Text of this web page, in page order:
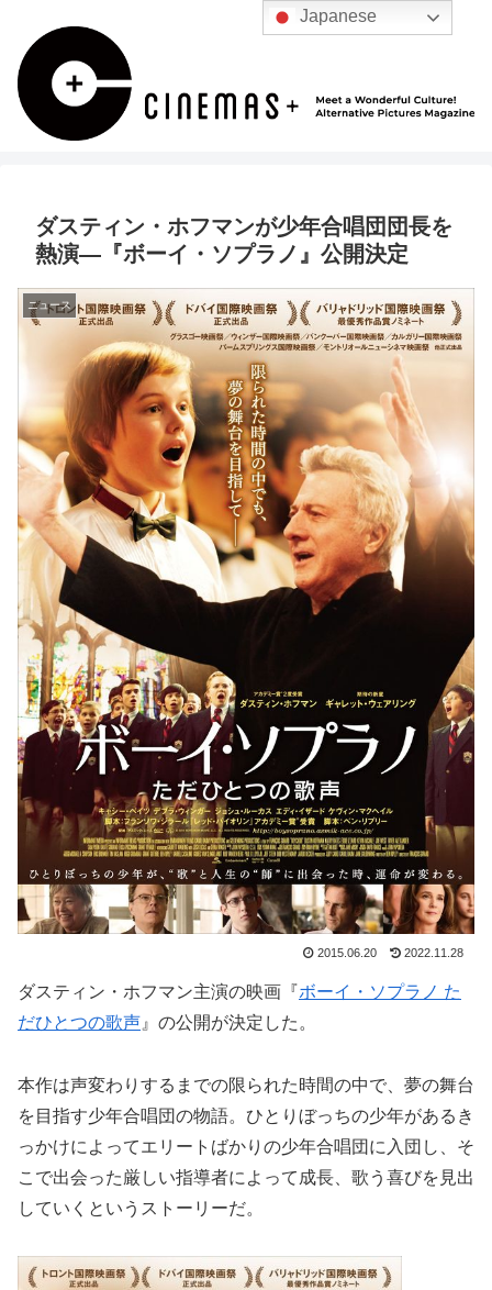
ダスティン・ホフマンが少年合唱団団長を
熱演―『ボーイ・ソプラノ』公開決定
ニュース
2015.06.20 2022.11.28
ダスティン・ホフマン主演の映画『ボーイ・ソプラノ た
だひとつの歌声 』の公開が決定した。
本作は声変わりするまでの限られた時間の中で、夢の舞台
を目指す少年合唱団の物語。ひとりぼっちの少年があるき
っかけによってエリートばかりの少年合唱団に入団し、そ
こで出会った厳しい指導者によって成長、歌う喜びを見出
していくというストーリーだ。
Japanese